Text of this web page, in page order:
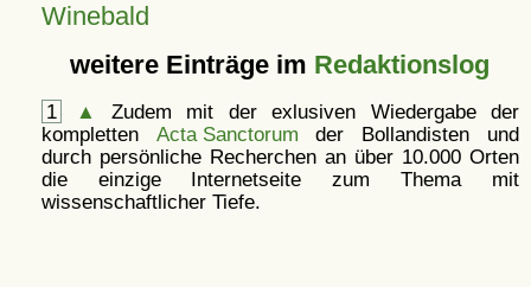
Winebald
weitere Einträge im Redaktionslog
1 ▲
Zudem mit der exlusiven Wiedergabe der
kompletten Acta Sanctorum der Bollandisten und
durch persönliche Recherchen an über 10.000 Orten
die einzige Internetseite zum Thema mit
wissenschaftlicher Tiefe.